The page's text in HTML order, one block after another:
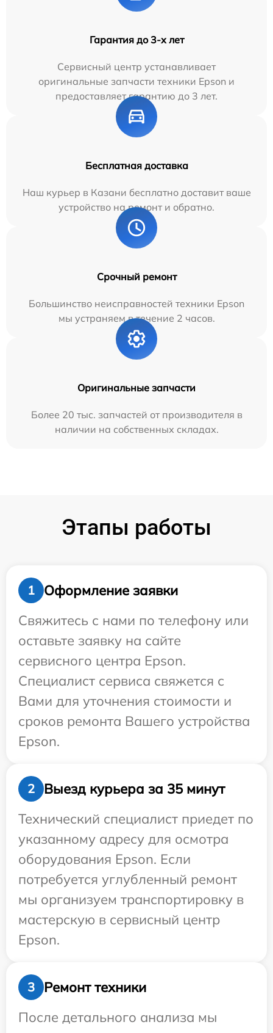
Гарантия до 3-х лет
Сервисный центр устанавливает
оригинальные запчасти техники Epson и
предоставляет гарантию до 3 лет.
Бесплатная доставка
Наш курьер в Казани бесплатно доставит ваше
устройство на ремонт и обратно.
Срочный ремонт
Большинство неисправностей техники Epson
мы устраняем в течение 2 часов.
Оригинальные запчасти
Более 20 тыс. запчастей от производителя в
наличии на собственных складах.
Этапы работы
1
Оформление заявки
Свяжитесь с нами по телефону или
оставьте заявку на сайте
сервисного центра Epson.
Специалист сервиса свяжется с
Вами для уточнения стоимости и
сроков ремонта Вашего устройства
Epson.
2
Выезд курьера за 35 минут
Технический специалист приедет по
указанному адресу для осмотра
оборудования Epson. Если
потребуется углубленный ремонт
мы организуем транспортировку в
мастерскую в сервисный центр
Epson.
3
Ремонт техники
После детального анализа мы